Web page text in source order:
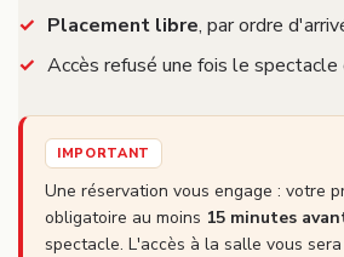
Placement libre, par ordre
Accès refusé une fois le spectacle
IMPORTANT
Une réservation vous engage : votre
obligatoire au moins 15 minutes
spectacle. L'accès à la salle vous sera